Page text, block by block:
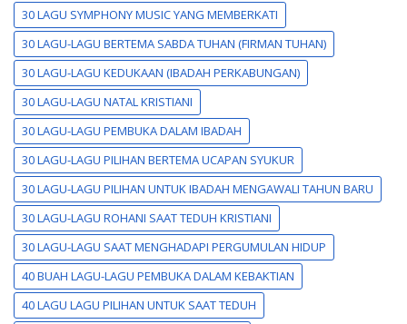
30 LAGU SYMPHONY MUSIC YANG MEMBERKATI
30 LAGU-LAGU BERTEMA SABDA TUHAN (FIRMAN TUHAN)
30 LAGU-LAGU KEDUKAAN (IBADAH PERKABUNGAN)
30 LAGU-LAGU NATAL KRISTIANI
30 LAGU-LAGU PEMBUKA DALAM IBADAH
30 LAGU-LAGU PILIHAN BERTEMA UCAPAN SYUKUR
30 LAGU-LAGU PILIHAN UNTUK IBADAH MENGAWALI TAHUN BARU
30 LAGU-LAGU ROHANI SAAT TEDUH KRISTIANI
30 LAGU-LAGU SAAT MENGHADAPI PERGUMULAN HIDUP
40 BUAH LAGU-LAGU PEMBUKA DALAM KEBAKTIAN
40 LAGU LAGU PILIHAN UNTUK SAAT TEDUH